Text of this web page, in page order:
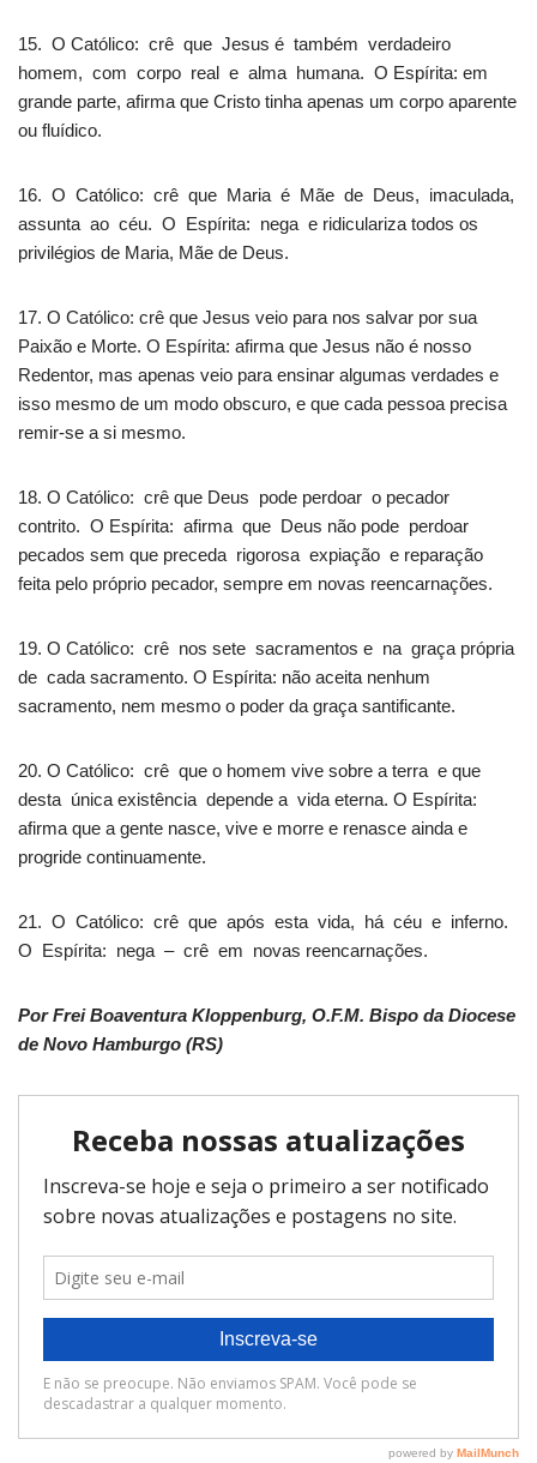
15. O Católico: crê que Jesus é também verdadeiro
homem, com corpo real e alma humana. O Espírita: em
grande parte, afirma que Cristo tinha apenas um corpo aparente
ou fluídico.
16. O Católico: crê que Maria é Mãe de Deus, imaculada,
assunta ao céu. O Espírita: nega e ridiculariza todos os
privilégios de Maria, Mãe de Deus.
17. O Católico: crê que Jesus veio para nos salvar por sua
Paixão e Morte. O Espírita: afirma que Jesus não é nosso
Redentor, mas apenas veio para ensinar algumas verdades e
isso mesmo de um modo obscuro, e que cada pessoa precisa
remir-se a si mesmo.
18. O Católico: crê que Deus pode perdoar o pecador
contrito. O Espírita: afirma que Deus não pode perdoar
pecados sem que preceda rigorosa expiação e reparação
feita pelo próprio pecador, sempre em novas reencarnações.
19. O Católico: crê nos sete sacramentos e na graça própria
de cada sacramento. O Espírita: não aceita nenhum
sacramento, nem mesmo o poder da graça santificante.
20. O Católico: crê que o homem vive sobre a terra e que
desta única existência depende a vida eterna. O Espírita:
afirma que a gente nasce, vive e morre e renasce ainda e
progride continuamente.
21. O Católico: crê que após esta vida, há céu e inferno.
O Espírita: nega – crê em novas reencarnações.
Por Frei Boaventura Kloppenburg, O.F.M. Bispo da Diocese
de Novo Hamburgo (RS)